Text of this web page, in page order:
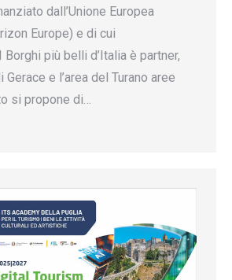
dall’Unione Europea
Europe) e di cui
Borghi più belli d’Italia è partner,
e l’area del Turano aree
si propone di…